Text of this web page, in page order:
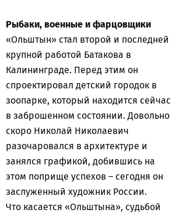
Рыбаки, военные и фарцовщики
«Ольштын» стал второй и последней
крупной работой Батакова в
Калининграде. Перед этим он
спроектировал детский городок в
зоопарке, который находится сейчас
в заброшенном состоянии. Довольно
скоро Николай Николаевич
разочаровался в архитектуре и
занялся графикой, добившись на
этом поприще успехов – сегодня он
заслуженный художник России.
Что касается «Ольштына», судьбой